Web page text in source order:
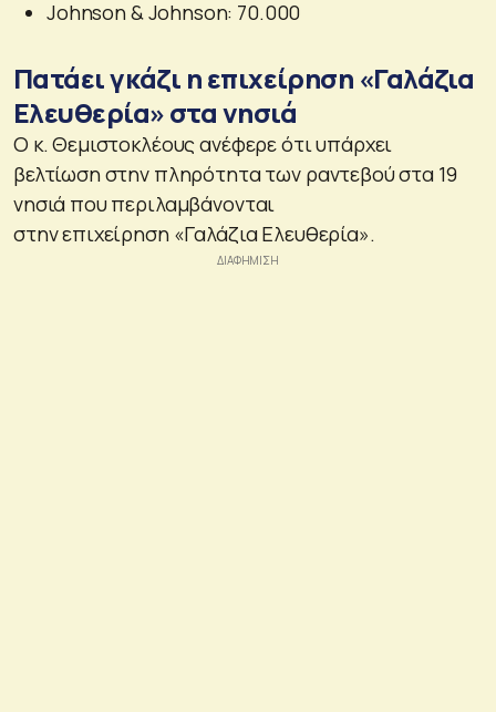
Johnson & Johnson: 70.000
Πατάει γκάζι η επιχείρηση «Γαλάζια
Ελευθερία» στα νησιά
Ο κ. Θεμιστοκλέους ανέφερε ότι υπάρχει
βελτίωση στην πληρότητα των ραντεβού στα 19
νησιά που περιλαμβάνονται
στην επιχείρηση «Γαλάζια Ελευθερία».